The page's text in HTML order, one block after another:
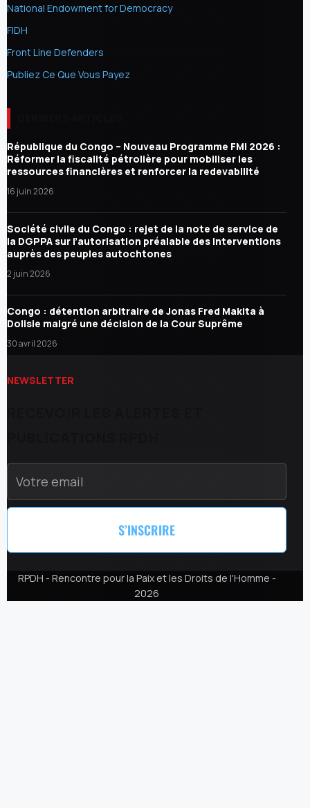
National Endowment for Democracy
FIDH
Front Line Defenders
Publiez Ce Que Vous Payez
République du Congo – Nouveau Programme FMI 2026 :
Réformer la fiscalité pétrolière pour mobiliser les
ressources financières et renforcer la redevabilité
16 juin 2026
Société civile du Congo : rejet de la note de service de
la DGPPA sur l’autorisation préalable des interventions
auprès des peuples autochtones
2 juin 2026
Congo : détention arbitraire de Jonas Fred Makita à
Dolisie malgré une décision de la Cour Suprême
30 avril 2026
NEWSLETTER
S’INSCRIRE
RPDH - Rencontre pour la Paix et les Droits de l'Homme -
2026